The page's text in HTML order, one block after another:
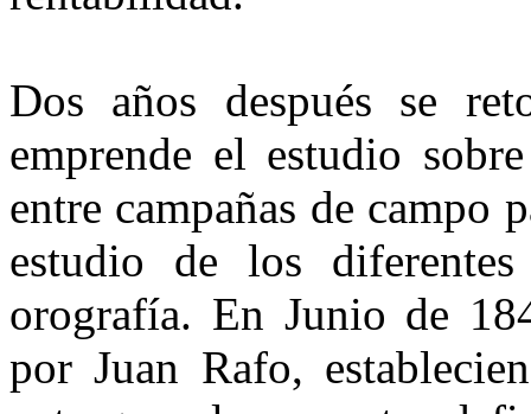
Dos años después se
emprende el estudio
entre campañas de campo
estudio de los
orografía. En Junio de
por Juan Rafo,